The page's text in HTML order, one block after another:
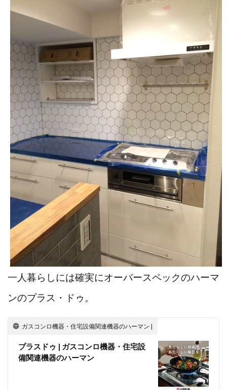
一人暮らしには確実にオーバースペックのハーマ
ンのプラス・ドゥ。
ガスコンロ機器・住宅設備関連機器のハーマン |
プラスドゥ | ガスコンロ機器・住宅設
備関連機器のハーマン